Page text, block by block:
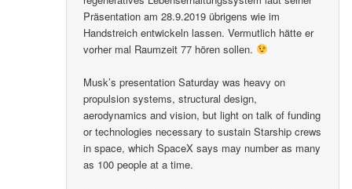
Präsentation am 28.9.2019 übrigens wie im
Handstreich entwickeln lassen. Vermutlich hätte er
vorher mal Raumzeit 77 hören sollen.
Musk’s presentation Saturday was heavy on
propulsion systems, structural design,
aerodynamics and vision, but light on talk of funding
or technologies necessary to sustain Starship crews
in space, which SpaceX says may number as many
as 100 people at a time.